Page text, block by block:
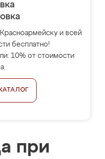
и всей
бесплатно!
10% от стоимости
при